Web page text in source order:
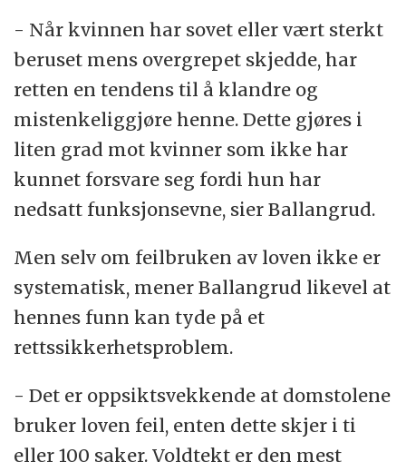
- Når kvinnen har sovet eller vært sterkt
beruset mens overgrepet skjedde, har
retten en tendens til å klandre og
mistenkeliggjøre henne. Dette gjøres i
liten grad mot kvinner som ikke har
kunnet forsvare seg fordi hun har
nedsatt funksjonsevne, sier Ballangrud.
Men selv om feilbruken av loven ikke er
systematisk, mener Ballangrud likevel at
hennes funn kan tyde på et
rettssikkerhetsproblem.
- Det er oppsiktsvekkende at domstolene
bruker loven feil, enten dette skjer i ti
eller 100 saker. Voldtekt er den mest